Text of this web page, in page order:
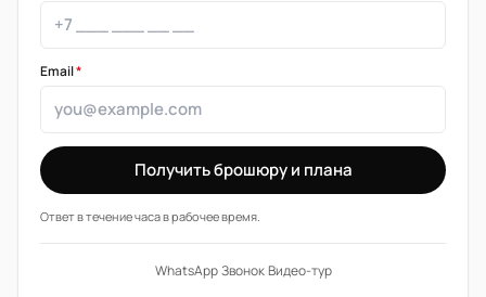
Email*
Получить брошюру и плана
Ответ в течение часа в рабочее время.
WhatsApp·Звонок·Видео-тур